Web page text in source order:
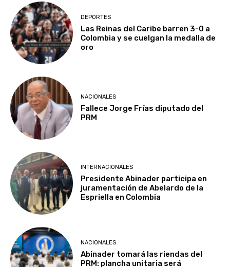
DEPORTES
Las Reinas del Caribe barren 3-0 a
Colombia y se cuelgan la medalla de
oro
NACIONALES
Fallece Jorge Frías diputado del
PRM
INTERNACIONALES
Presidente Abinader participa en
juramentación de Abelardo de la
Espriella en Colombia
NACIONALES
Abinader tomará las riendas del
PRM: plancha unitaria será